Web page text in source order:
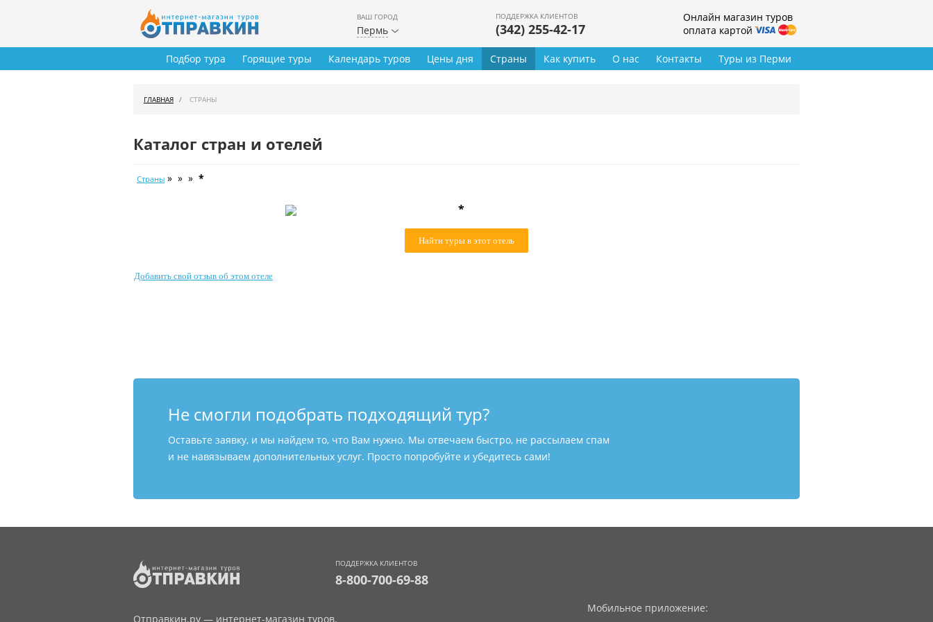
ВАШ ГОРОД
Пермь
ПОДДЕРЖКА КЛИЕНТОВ
(342) 255-42-17
Онлайн магазин туров
оплата картой
Туры из Перми
Подбор тура Горящие туры Календарь туров Цены дня Страны Как купить О нас Контакты
ГЛАВНАЯ СТРАНЫ
Каталог стран и отелей
Страны » » » *
*
Найти туры в этот отель
Добавить свой отзыв об этом отеле
Не смогли подобрать подходящий тур?
Оставьте заявку, и мы найдем то, что Вам нужно. Мы отвечаем быстро, не рассылаем спам
и не навязываем дополнительных услуг. Просто попробуйте и убедитесь сами!
ПОДДЕРЖКА КЛИЕНТОВ
8-800-700-69-88
Отправкин.ру — интернет-магазин туров.
Мобильное приложение: